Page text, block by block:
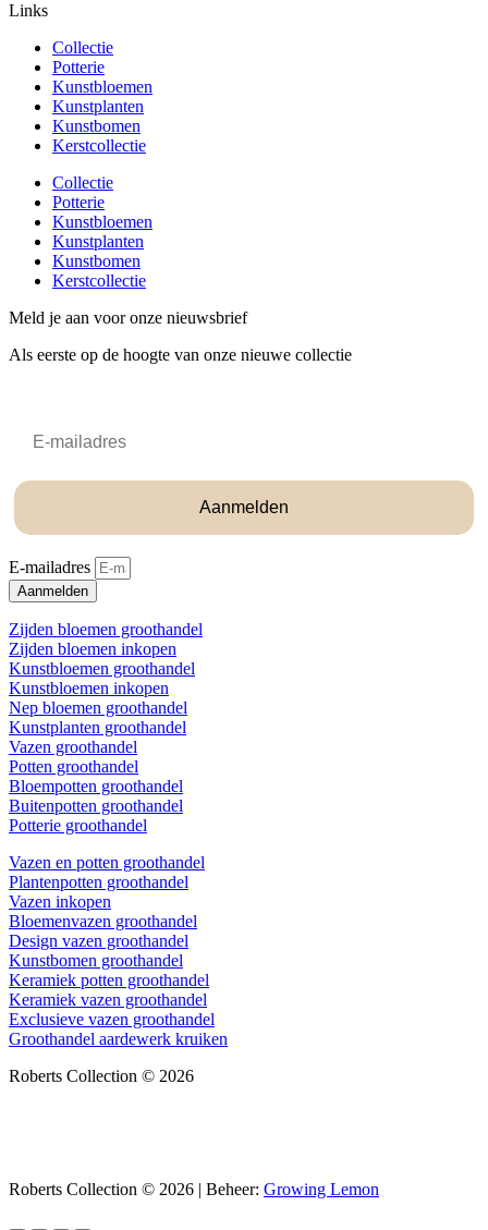
Links
Collectie
Potterie
Kunstbloemen
Kunstplanten
Kunstbomen
Kerstcollectie
Collectie
Potterie
Kunstbloemen
Kunstplanten
Kunstbomen
Kerstcollectie
Meld je aan voor onze nieuwsbrief
Als eerste op de hoogte van onze nieuwe collectie
Aanmelden
E-mailadres
Aanmelden
Zijden bloemen groothandel
Zijden bloemen inkopen
Kunstbloemen groothandel
Kunstbloemen inkopen
Nep bloemen groothandel
Kunstplanten groothandel
Vazen groothandel
Potten groothandel
Bloempotten groothandel
Buitenpotten groothandel
Potterie groothandel
Vazen en potten groothandel
Plantenpotten groothandel
Vazen inkopen
Bloemenvazen groothandel
Design vazen groothandel
Kunstbomen groothandel
Keramiek potten groothandel
Keramiek vazen groothandel
Exclusieve vazen groothandel
Groothandel aardewerk kruiken
Roberts Collection © 2026
Roberts Collection © 2026 | Beheer: Growing Lemon